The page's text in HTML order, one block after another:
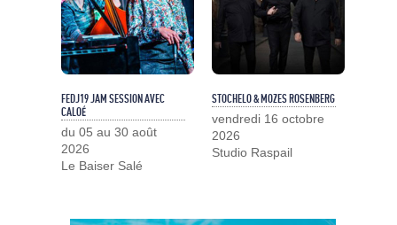
FEDJ19 JAM SESSION AVEC
CALOÉ
du 05 au 30 août
2026
Le Baiser Salé
STOCHELO & MOZES ROSENBERG
vendredi 16 octobre
2026
Studio Raspail